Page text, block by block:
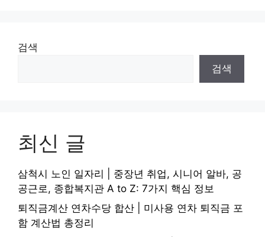
검색
검색
최신 글
삼척시 노인 일자리 | 중장년 취업, 시니어 알바, 공
공근로, 종합복지관 A to Z: 7가지 핵심 정보
퇴직금계산 연차수당 합산 | 미사용 연차 퇴직금 포
함 계산법 총정리